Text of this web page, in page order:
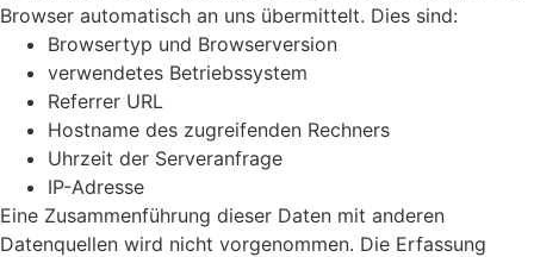
Browser automatisch an uns übermittelt. Dies sind:
Browsertyp und Browserversion
verwendetes Betriebssystem
Referrer URL
Hostname des zugreifenden Rechners
Uhrzeit der Serveranfrage
IP-Adresse
Eine Zusammenführung dieser Daten mit anderen
Datenquellen wird nicht vorgenommen. Die Erfassung